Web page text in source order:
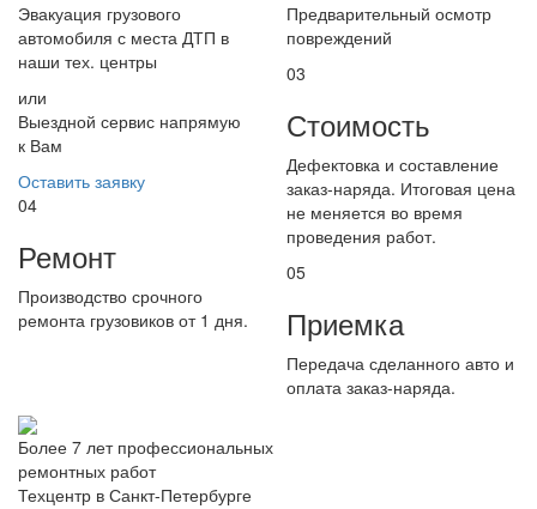
Эвакуация грузового
автомобиля с места ДТП в
наши тех. центры
или
Выездной сервис напрямую
к Вам
Оставить заявку
04
Ремонт
Производство срочного
ремонта грузовиков от 1 дня.
Предварительный осмотр
повреждений
03
Стоимость
Дефектовка и составление
заказ-наряда. Итоговая цена
не меняется во время
проведения работ.
05
Приемка
Передача сделанного авто и
оплата заказ-наряда.
Более 7 лет профессиональных
ремонтных работ
Техцентр в Санкт-Петербурге